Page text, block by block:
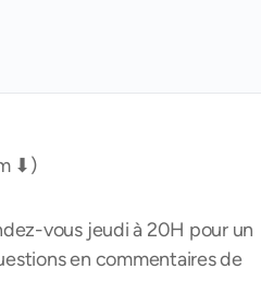
⬇)
vous jeudi à 20H pour un
en commentaires de